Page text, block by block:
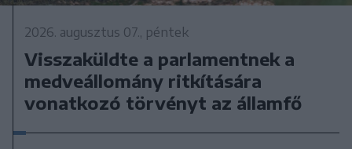
2026. augusztus 07., péntek
Visszaküldte a parlamentnek a
medveállomány ritkítására
vonatkozó törvényt az államfő